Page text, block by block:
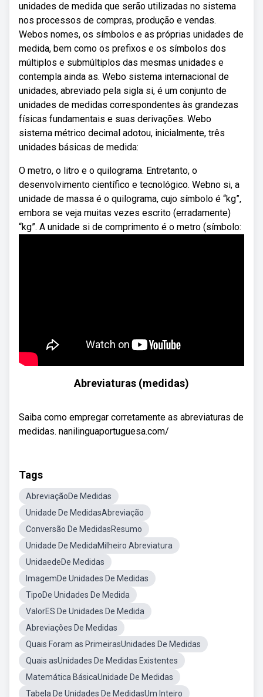
unidades de medida que serão utilizadas no sistema
nos processos de compras, produção e vendas.
Webos nomes, os símbolos e as próprias unidades de
medida, bem como os prefixos e os símbolos dos
múltiplos e submúltiplos das mesmas unidades e
contempla ainda as. Webo sistema internacional de
unidades, abreviado pela sigla si, é um conjunto de
unidades de medidas correspondentes às grandezas
físicas fundamentais e suas derivações. Webo
sistema métrico decimal adotou, inicialmente, três
unidades básicas de medida:
O metro, o litro e o quilograma. Entretanto, o
desenvolvimento científico e tecnológico. Webno si, a
unidade de massa é o quilograma, cujo símbolo é “kg”,
embora se veja muitas vezes escrito (erradamente)
“kg”. A unidade si de comprimento é o metro (símbolo:
Abreviaturas (medidas)
Saiba como empregar corretamente as abreviaturas de
medidas. nanilinguaportuguesa.com/
Tags
AbreviaçãoDe Medidas
Unidade De MedidasAbreviação
Conversão De MedidasResumo
Unidade De MedidaMilheiro Abreviatura
UnidaedeDe Medidas
ImagemDe Unidades De Medidas
TipoDe Unidades De Medida
ValorES De Unidades De Medida
Abreviações De Medidas
Quais Foram as PrimeirasUnidades De Medidas
Quais asUnidades De Medidas Existentes
Matemática BásicaUnidade De Medidas
Tabela De Unidades De MedidasUm Inteiro